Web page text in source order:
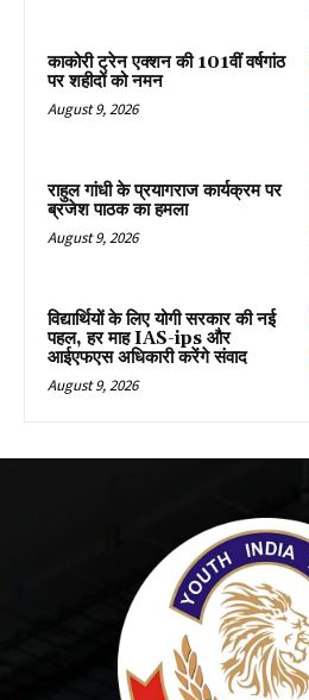
काकोरी ट्रेन एक्शन की 101वीं वर्षगांठ
पर शहीदों को नमन
August 9, 2026
राहुल गांधी के प्रयागराज कार्यक्रम पर
ब्रजेश पाठक का हमला
August 9, 2026
विद्यार्थियों के लिए योगी सरकार की नई
पहल, हर माह IAS-ips और
आईएफएस अधिकारी करेंगे संवाद
August 9, 2026